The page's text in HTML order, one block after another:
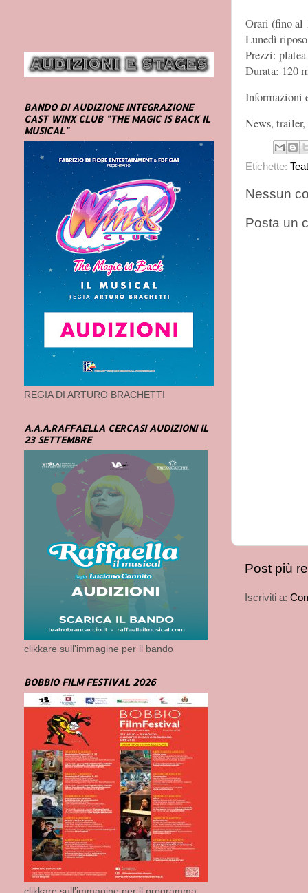
Orari (fino al
Lunedì riposo
Prezzi:
Durata: 120
Informazioni
News,
Etichette:
Nessun
Posta un
Post più
Iscriviti a:
BANDO DI AUDIZIONE INTEGRAZIONE
CAST WINX CLUB "THE MAGIC IS BACK IL
MUSICAL"
REGIA DI ARTURO BRACHETTI
A.A.A.RAFFAELLA CERCASI AUDIZIONI IL
23 SETTEMBRE
clikkare sull'immagine per il bando
BOBBIO FILM FESTIVAL 2026
clikkare sull'immagine per il programma